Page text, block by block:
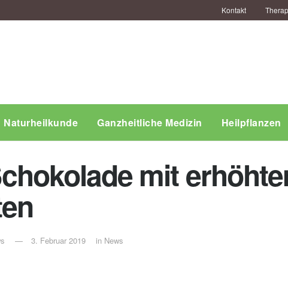
Kontakt
Naturheilkunde Ganzheitliche Medizin Heilpflanzen
mit
3. Februar 2019 in News